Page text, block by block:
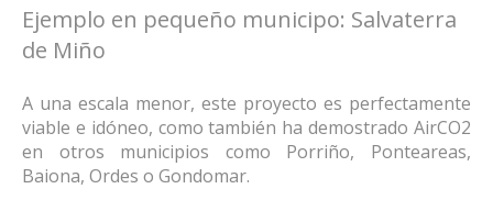
Ejemplo en pequeño municipo: Salvaterra
de Miño
A una escala menor, este proyecto es perfectamente
viable e idóneo, como también ha demostrado AirCO2
en otros municipios como Porriño, Ponteareas,
Baiona, Ordes o Gondomar.